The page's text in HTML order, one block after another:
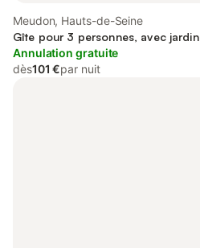
Meudon, Hauts-de-Seine
Gîte pour 3 personnes, avec jardin
Annulation gratuite
dès101 €par nuit